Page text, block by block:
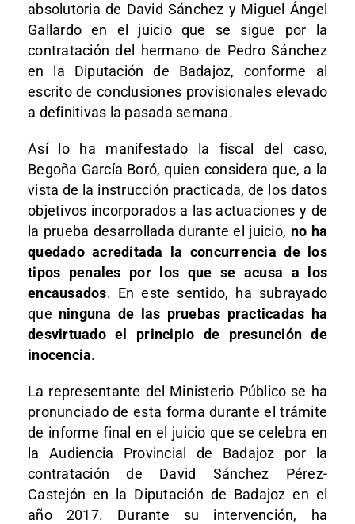
absolutoria de David Sánchez y Miguel Ángel
Gallardo en el juicio que se sigue por la
contratación del hermano de Pedro Sánchez
en la Diputación de Badajoz, conforme al
escrito de conclusiones provisionales elevado
a definitivas la pasada semana.
Así lo ha manifestado la fiscal del caso,
Begoña García Boró, quien considera que, a la
vista de la instrucción practicada, de los datos
objetivos incorporados a las actuaciones y de
la prueba desarrollada durante el juicio, no ha
quedado acreditada la concurrencia de los
tipos penales por los que se acusa a los
encausados. En este sentido, ha subrayado
que ninguna de las pruebas practicadas ha
desvirtuado el principio de presunción de
inocencia.
La representante del Ministerio Público se ha
pronunciado de esta forma durante el trámite
de informe final en el juicio que se celebra en
la Audiencia Provincial de Badajoz por la
contratación de David Sánchez Pérez-
Castejón en la Diputación de Badajoz en el
año 2017. Durante su intervención, ha